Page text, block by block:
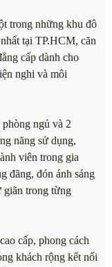
trong những khu đô
tại TP.HCM, căn
cấp dành cho
nghi và môi
ngủ và 2
năng sử dụng,
viên trong gia
đãng, đón ánh sáng
giãn trong từng
cấp, phong cách
khách rộng kết nối